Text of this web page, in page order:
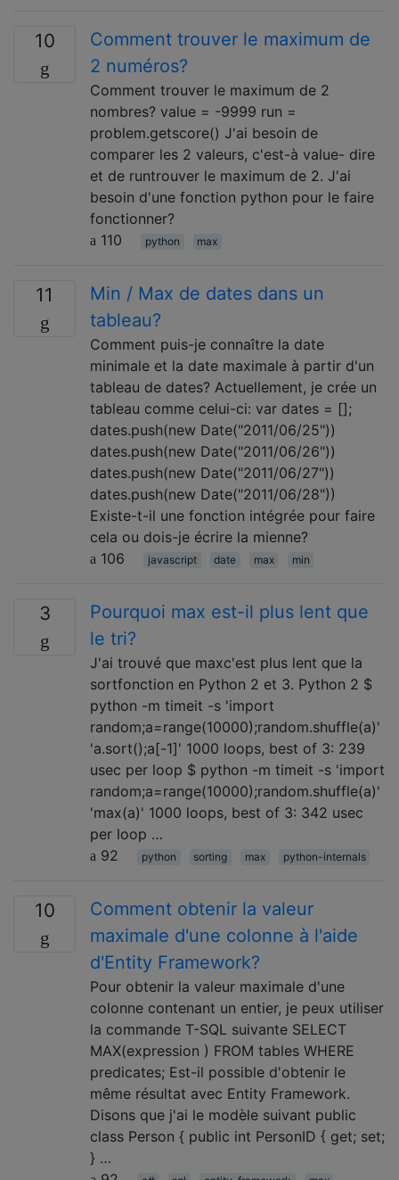
10
Comment trouver le maximum de
2 numéros?
Comment trouver le maximum de 2
nombres? value = -9999 run =
problem.getscore() J'ai besoin de
comparer les 2 valeurs, c'est-à value- dire
et de runtrouver le maximum de 2. J'ai
besoin d'une fonction python pour le faire
fonctionner?
110
python max
11
Min / Max de dates dans un
tableau?
Comment puis-je connaître la date
minimale et la date maximale à partir d'un
tableau de dates? Actuellement, je crée un
tableau comme celui-ci: var dates = [];
dates.push(new Date("2011/06/25"))
dates.push(new Date("2011/06/26"))
dates.push(new Date("2011/06/27"))
dates.push(new Date("2011/06/28"))
Existe-t-il une fonction intégrée pour faire
cela ou dois-je écrire la mienne?
106
javascript date max min
3
Pourquoi max est-il plus lent que
le tri?
J'ai trouvé que maxc'est plus lent que la
sortfonction en Python 2 et 3. Python 2 $
python -m timeit -s 'import
random;a=range(10000);random.shuffle(a)'
'a.sort();a[-1]' 1000 loops, best of 3: 239
usec per loop $ python -m timeit -s 'import
random;a=range(10000);random.shuffle(a)'
'max(a)' 1000 loops, best of 3: 342 usec
per loop …
92
python sorting max python-internals
10
Comment obtenir la valeur
maximale d'une colonne à l'aide
d'Entity Framework?
Pour obtenir la valeur maximale d'une
colonne contenant un entier, je peux utiliser
la commande T-SQL suivante SELECT
MAX(expression ) FROM tables WHERE
predicates; Est-il possible d'obtenir le
même résultat avec Entity Framework.
Disons que j'ai le modèle suivant public
class Person { public int PersonID { get; set;
} …